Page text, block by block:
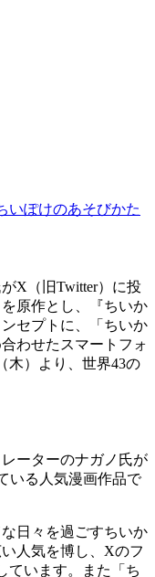
いぽけのあそびかた
X（旧Twitter）に投
原作とし、『ちいか
セプトに、「ちいか
わせたスマートフォ
木）より、世界43の
レーターのナガノ氏が
いる人気漫画作品で
日々を過ごすちいか
人気を博し、Xのフ
ています。また「ち